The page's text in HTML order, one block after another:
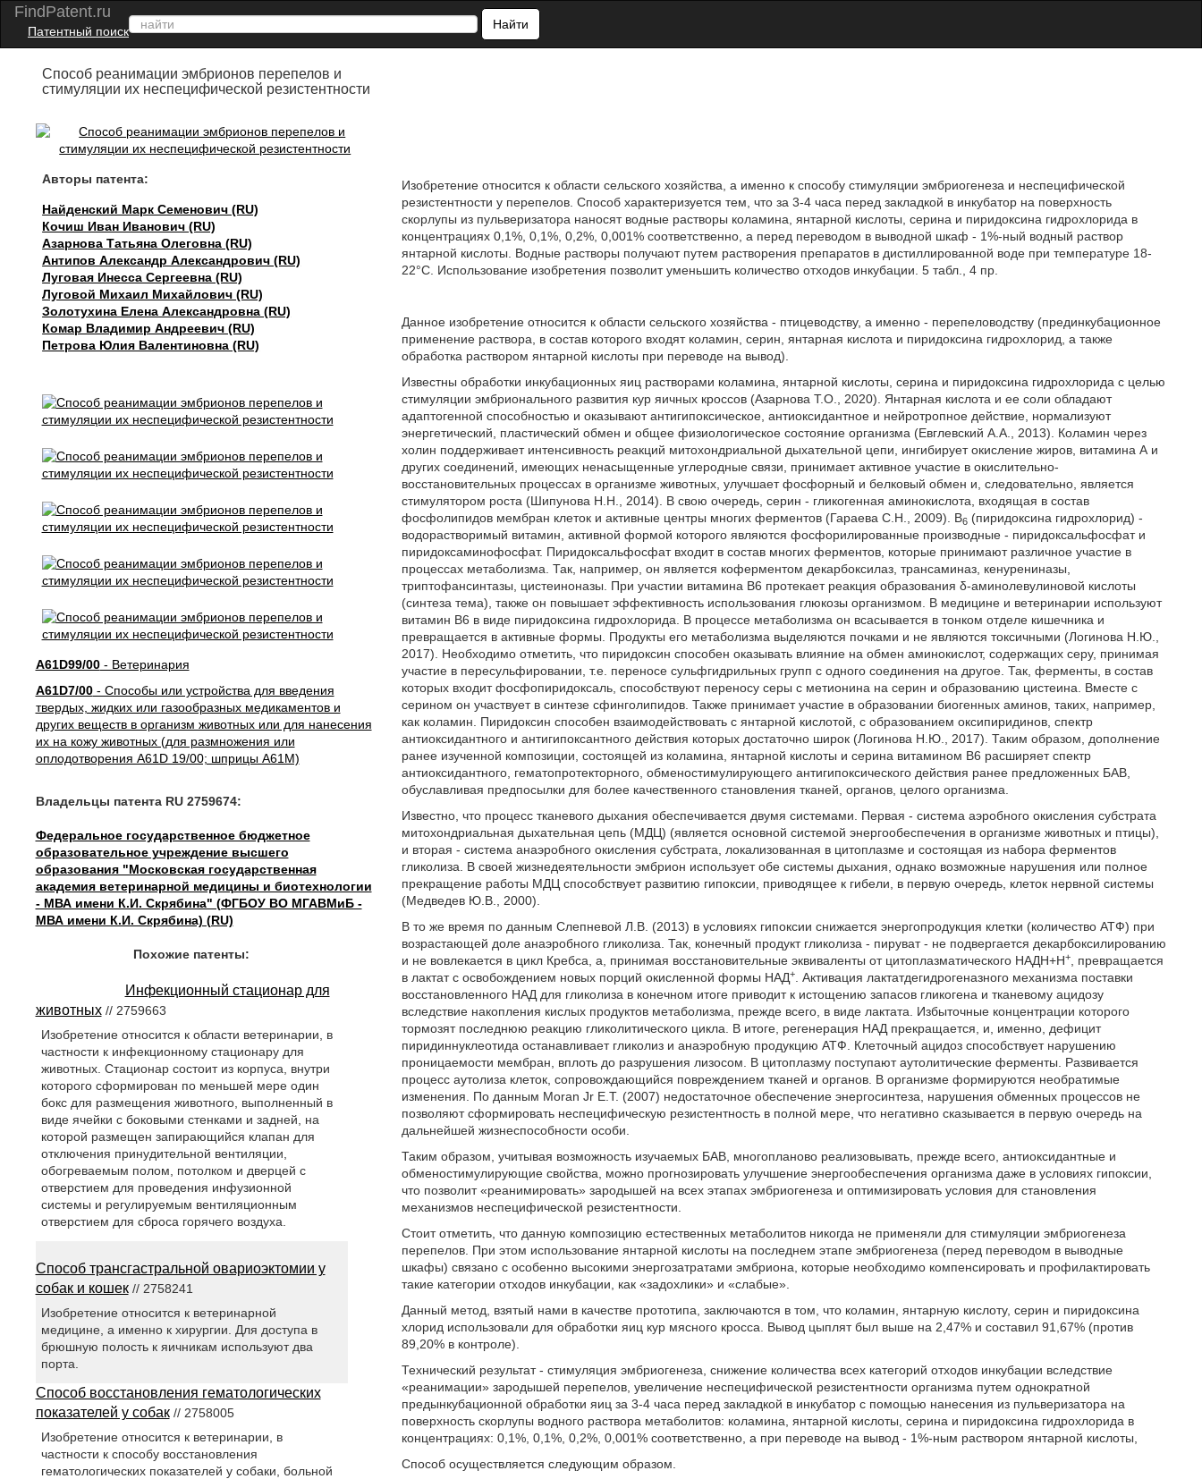
FindPatent.ru
Патентный поиск
Найти
Способ реанимации эмбрионов перепелов и
стимуляции их неспецифической резистентности
Авторы патента:
Найденский Марк Семенович (RU)
Кочиш Иван Иванович (RU)
Азарнова Татьяна Олеговна (RU)
Антипов Александр Александрович (RU)
Луговая Инесса Сергеевна (RU)
Луговой Михаил Михайлович (RU)
Золотухина Елена Александровна (RU)
Комар Владимир Андреевич (RU)
Петрова Юлия Валентиновна (RU)
A61D99/00- Ветеринария
A61D7/00- Способы или устройства для введения
твердых, жидких или газообразных медикаментов и
других веществ в организм животных или для нанесения
их на кожу животных (для размножения или
оплодотворения A61D 19/00; шприцы A61M)
Владельцы патента RU 2759674:
Федеральное государственное бюджетное
образовательное учреждение высшего
образования "Московская государственная
академия ветеринарной медицины и биотехнологии
- МВА имени К.И. Скрябина" (ФГБОУ ВО МГАВМиБ -
МВА имени К.И. Скрябина) (RU)
Изобретение относится к области сельского хозяйства, а именно к способу стимуляции эмбриогенеза и неспецифической
резистентности у перепелов. Способ характеризуется тем, что за 3-4 часа перед закладкой в инкубатор на поверхность
скорлупы из пульверизатора наносят водные растворы коламина, янтарной кислоты, серина и пиридоксина гидрохлорида в
концентрациях 0,1%, 0,1%, 0,2%, 0,001% соответственно, а перед переводом в выводной шкаф - 1%-ный водный раствор
янтарной кислоты. Водные растворы получают путем растворения препаратов в дистиллированной воде при температуре 18-
22°С. Использование изобретения позволит уменьшить количество отходов инкубации. 5 табл., 4 пр.
Данное изобретение относится к области сельского хозяйства - птицеводству, а именно - перепеловодству (прединкубационное
применение раствора, в состав которого входят коламин, серин, янтарная кислота и пиридоксина гидрохлорид, а также
обработка раствором янтарной кислоты при переводе на вывод).
Известны обработки инкубационных яиц растворами коламина, янтарной кислоты, серина и пиридоксина гидрохлорида с целью
стимуляции эмбрионального развития кур яичных кроссов (Азарнова Т.О., 2020). Янтарная кислота и ее соли обладают
адаптогенной способностью и оказывают антигипоксическое, антиоксидантное и нейротропное действие, нормализуют
энергетический, пластический обмен и общее физиологическое состояние организма (Евглевский А.А., 2013). Коламин через
холин поддерживает интенсивность реакций митохондриальной дыхательной цепи, ингибирует окисление жиров, витамина А и
других соединений, имеющих ненасыщенные углеродные связи, принимает активное участие в окислительно-
восстановительных процессах в организме животных, улучшает фосфорный и белковый обмен и, следовательно, является
стимулятором роста (Шипунова Н.Н., 2014). В свою очередь, серин - гликогенная аминокислота, входящая в состав
фосфолипидов мембран клеток и активные центры многих ферментов (Гараева С.Н., 2009). В6 (пиридоксина гидрохлорид) -
водорастворимый витамин, активной формой которого являются фосфорилированные производные - пиридоксальфосфат и
пиридоксаминофосфат. Пиридоксальфосфат входит в состав многих ферментов, которые принимают различное участие в
процессах метаболизма. Так, например, он является коферментом декарбоксилаз, трансаминаз, кенурениназы,
триптофансинтазы, цистеиноназы. При участии витамина В6 протекает реакция образования δ-аминолевулиновой кислоты
(синтеза тема), также он повышает эффективность использования глюкозы организмом. В медицине и ветеринарии используют
витамин В6 в виде пиридоксина гидрохлорида. В процессе метаболизма он всасывается в тонком отделе кишечника и
превращается в активные формы. Продукты его метаболизма выделяются почками и не являются токсичными (Логинова Н.Ю.,
2017). Необходимо отметить, что пиридоксин способен оказывать влияние на обмен аминокислот, содержащих серу, принимая
участие в пересульфировании, т.е. переносе сульфгидрильных групп с одного соединения на другое. Так, ферменты, в состав
которых входит фосфопиридоксаль, способствуют переносу серы с метионина на серин и образованию цистеина. Вместе с
серином он участвует в синтезе сфинголипидов. Также принимает участие в образовании биогенных аминов, таких, например,
как коламин. Пиридоксин способен взаимодействовать с янтарной кислотой, с образованием оксипиридинов, спектр
антиоксидантного и антигипоксантного действия которых достаточно широк (Логинова Н.Ю., 2017). Таким образом, дополнение
ранее изученной композиции, состоящей из коламина, янтарной кислоты и серина витамином В6 расширяет спектр
антиоксидантного, гематопротекторного, обменостимулирующего антигипоксического действия ранее предложенных БАВ,
обуславливая предпосылки для более качественного становления тканей, органов, целого организма.
Известно, что процесс тканевого дыхания обеспечивается двумя системами. Первая - система аэробного окисления субстрата
митохондриальная дыхательная цепь (МДЦ) (является основной системой энергообеспечения в организме животных и птицы),
и вторая - система анаэробного окисления субстрата, локализованная в цитоплазме и состоящая из набора ферментов
гликолиза. В своей жизнедеятельности эмбрион использует обе системы дыхания, однако возможные нарушения или полное
прекращение работы МДЦ способствует развитию гипоксии, приводящее к гибели, в первую очередь, клеток нервной системы
(Медведев Ю.В., 2000).
В то же время по данным Слепневой Л.В. (2013) в условиях гипоксии снижается энергопродукция клетки (количество АТФ) при
возрастающей доле анаэробного гликолиза. Так, конечный продукт гликолиза - пируват - не подвергается декарбоксилированию
и не вовлекается в цикл Кребса, а, принимая восстановительные эквиваленты от цитоплазматического НАДН+Н+
, превращается
в лактат с освобождением новых порций окисленной формы НАД+
. Активация лактатдегидрогеназного механизма поставки
восстановленного НАД для гликолиза в конечном итоге приводит к истощению запасов гликогена и тканевому ацидозу
вследствие накопления кислых продуктов метаболизма, прежде всего, в виде лактата. Избыточные концентрации которого
тормозят последнюю реакцию гликолитического цикла. В итоге, регенерация НАД прекращается, и, именно, дефицит
пиридиннуклеотида останавливает гликолиз и анаэробную продукцию АТФ. Клеточный ацидоз способствует нарушению
проницаемости мембран, вплоть до разрушения лизосом. В цитоплазму поступают аутолитические ферменты. Развивается
процесс аутолиза клеток, сопровождающийся повреждением тканей и органов. В организме формируются необратимые
изменения. По данным Moran Jr Е.Т. (2007) недостаточное обеспечение энергосинтеза, нарушения обменных процессов не
позволяют сформировать неспецифическую резистентность в полной мере, что негативно сказывается в первую очередь на
дальнейшей жизнеспособности особи.
Таким образом, учитывая возможность изучаемых БАВ, многопланово реализовывать, прежде всего, антиоксидантные и
обменостимулирующие свойства, можно прогнозировать улучшение энергообеспечения организма даже в условиях гипоксии,
что позволит «реанимировать» зародышей на всех этапах эмбриогенеза и оптимизировать условия для становления
механизмов неспецифической резистентности.
Стоит отметить, что данную композицию естественных метаболитов никогда не применяли для стимуляции эмбриогенеза
перепелов. При этом использование янтарной кислоты на последнем этапе эмбриогенеза (перед переводом в выводные
шкафы) связано с особенно высокими энергозатратами эмбриона, которые необходимо компенсировать и профилактировать
такие категории отходов инкубации, как «задохлики» и «слабые».
Данный метод, взятый нами в качестве прототипа, заключаются в том, что коламин, янтарную кислоту, серин и пиридоксина
хлорид использовали для обработки яиц кур мясного кросса. Вывод цыплят был выше на 2,47% и составил 91,67% (против
89,20% в контроле).
Технический результат - стимуляция эмбриогенеза, снижение количества всех категорий отходов инкубации вследствие
«реанимации» зародышей перепелов, увеличение неспецифической резистентности организма путем однократной
предынкубационной обработки яиц за 3-4 часа перед закладкой в инкубатор с помощью нанесения из пульверизатора на
поверхность скорлупы водного раствора метаболитов: коламина, янтарной кислоты, серина и пиридоксина гидрохлорида в
концентрациях: 0,1%, 0,1%, 0,2%, 0,001% соответственно, а при переводе на вывод - 1%-ным раствором янтарной кислоты,
Способ осуществляется следующим образом.
Похожие патенты:
Инфекционный стационар для
животных// 2759663
Изобретение относится к области ветеринарии, в
частности к инфекционному стационару для
животных. Стационар состоит из корпуса, внутри
которого сформирован по меньшей мере один
бокс для размещения животного, выполненный в
виде ячейки с боковыми стенками и задней, на
которой размещен запирающийся клапан для
отключения принудительной вентиляции,
обогреваемым полом, потолком и дверцей с
отверстием для проведения инфузионной
системы и регулируемым вентиляционным
отверстием для сброса горячего воздуха.
Способ трансгастральной овариоэктомии у
собак и кошек// 2758241
Изобретение относится к ветеринарной
медицине, а именно к хирургии. Для доступа в
брюшную полость к яичникам используют два
порта.
Способ восстановления гематологических
показателей у собак// 2758005
Изобретение относится к ветеринарии, в
частности к способу восстановления
гематологических показателей у собаки, больной